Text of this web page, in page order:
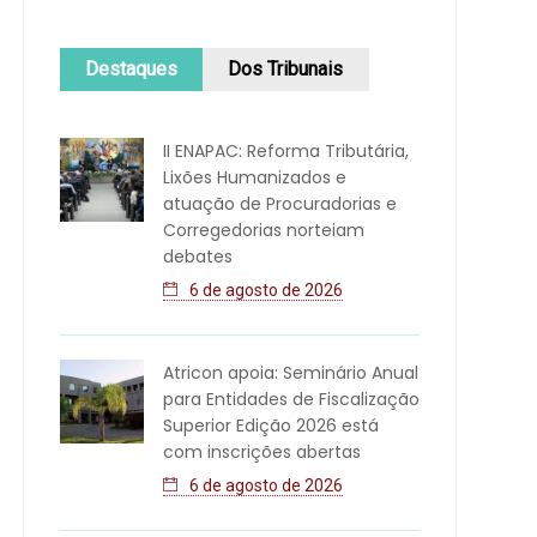
Destaques Dos Tribunais
II ENAPAC: Reforma Tributária,
Lixões Humanizados e
atuação de Procuradorias e
Corregedorias norteiam
debates
6 de agosto de 2026
Atricon apoia: Seminário Anual
para Entidades de Fiscalização
Superior Edição 2026 está
com inscrições abertas
6 de agosto de 2026